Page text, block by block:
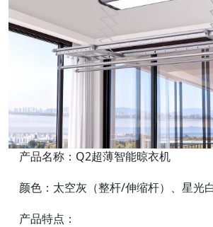
产品名称：Q2超薄智能晾衣机
颜色：太空灰（整杆/伸缩杆）、星光
产品特点：